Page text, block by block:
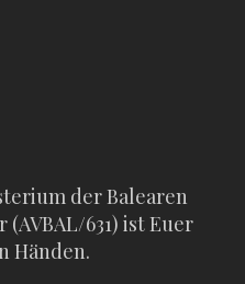
der Balearen
631) ist Euer
Händen.